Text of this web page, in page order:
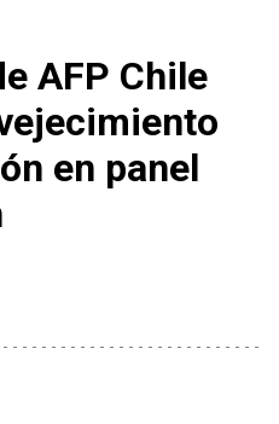
AFP Chile
en panel